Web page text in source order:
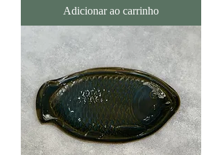
Adicionar ao carrinho